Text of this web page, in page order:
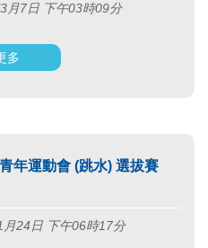
月7日 下午03時09分
多
年運動會 (跳水) 選拔賽
24日 下午06時17分